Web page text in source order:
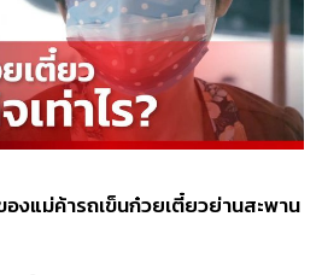
งแม่ค้ารถเข็นก๋วยเตี๋ยวย่านสะพาน